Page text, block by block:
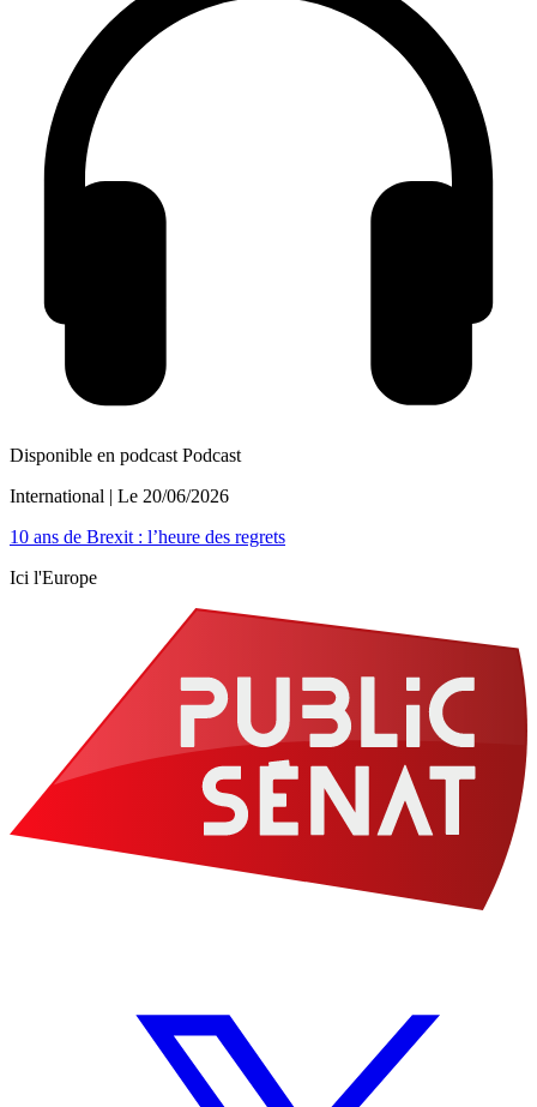
Disponible en podcast Podcast
International | Le 20/06/2026
10 ans de Brexit : l’heure des regrets
Ici l'Europe